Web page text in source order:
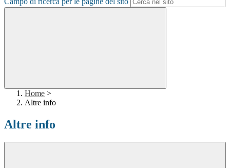
Home >
Altre info
Altre info